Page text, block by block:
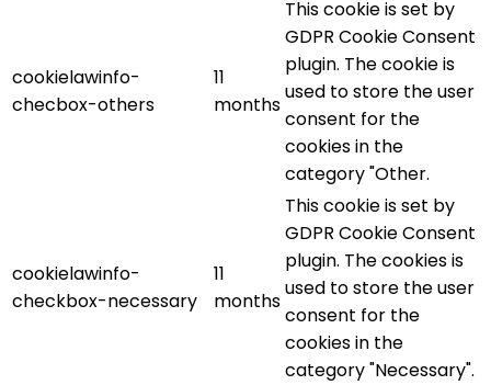
cookielawinfo-
checbox-others
11
months
This cookie is set by
GDPR Cookie Consent
plugin. The cookie is
used to store the user
consent for the
cookies in the
category "Other.
cookielawinfo-
checkbox-necessary
11
months
This cookie is set by
GDPR Cookie Consent
plugin. The cookies is
used to store the user
consent for the
cookies in the
category "Necessary".